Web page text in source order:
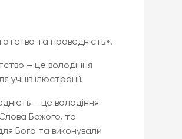
та праведність».
– це володіння
ілюстрації.
– це володіння
Божого, то
Бога та виконували